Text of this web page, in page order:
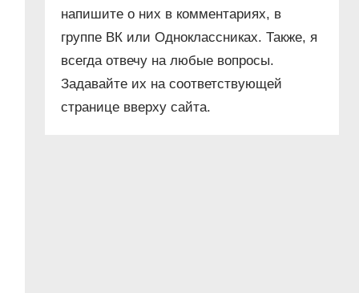
напишите о них в комментариях, в
группе ВК или Одноклассниках. Также, я
всегда отвечу на любые вопросы.
Задавайте их на соответствующей
странице вверху сайта.